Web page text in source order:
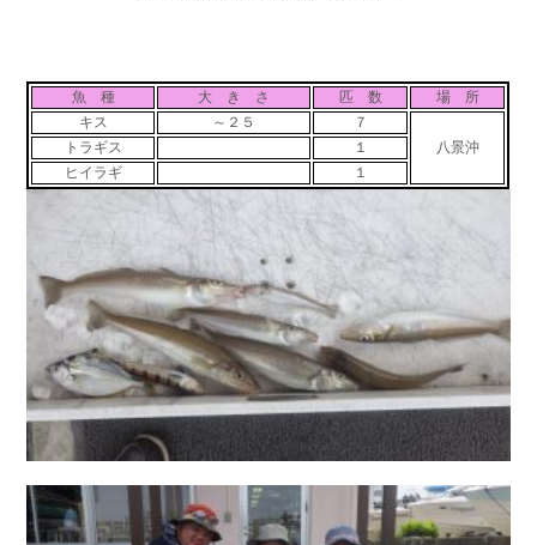
魚 種 大 き さ 匹 数
場 所
キス
～２５
７
八景沖
トラギス
１
ヒイラギ
１